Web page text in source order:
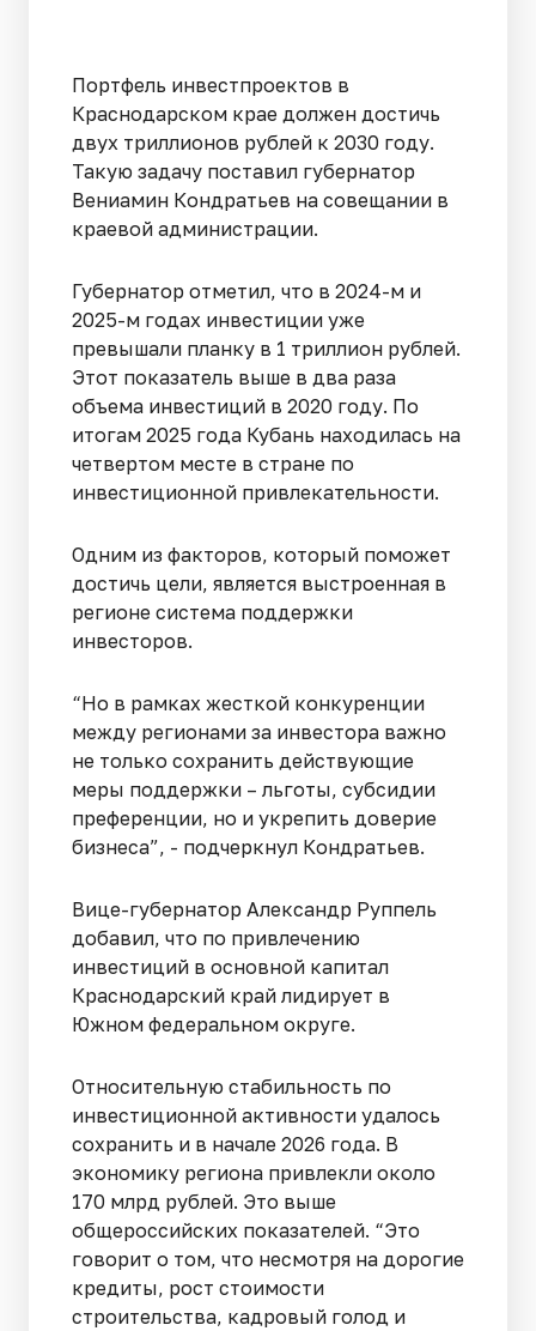
Портфель инвестпроектов в
Краснодарском крае должен достичь
двух триллионов рублей к 2030 году.
Такую задачу поставил губернатор
Вениамин Кондратьев на совещании в
краевой администрации.
Губернатор отметил, что в 2024-м и
2025-м годах инвестиции уже
превышали планку в 1 триллион рублей.
Этот показатель выше в два раза
объема инвестиций в 2020 году. По
итогам 2025 года Кубань находилась на
четвертом месте в стране по
инвестиционной привлекательности.
Одним из факторов, который поможет
достичь цели, является выстроенная в
регионе система поддержки
инвесторов.
“Но в рамках жесткой конкуренции
между регионами за инвестора важно
не только сохранить действующие
меры поддержки – льготы, субсидии
преференции, но и укрепить доверие
бизнеса”, - подчеркнул Кондратьев.
Вице-губернатор Александр Руппель
добавил, что по привлечению
инвестиций в основной капитал
Краснодарский край лидирует в
Южном федеральном округе.
Относительную стабильность по
инвестиционной активности удалось
сохранить и в начале 2026 года. В
экономику региона привлекли около
170 млрд рублей. Это выше
общероссийских показателей. “Это
говорит о том, что несмотря на дорогие
кредиты, рост стоимости
строительства, кадровый голод и